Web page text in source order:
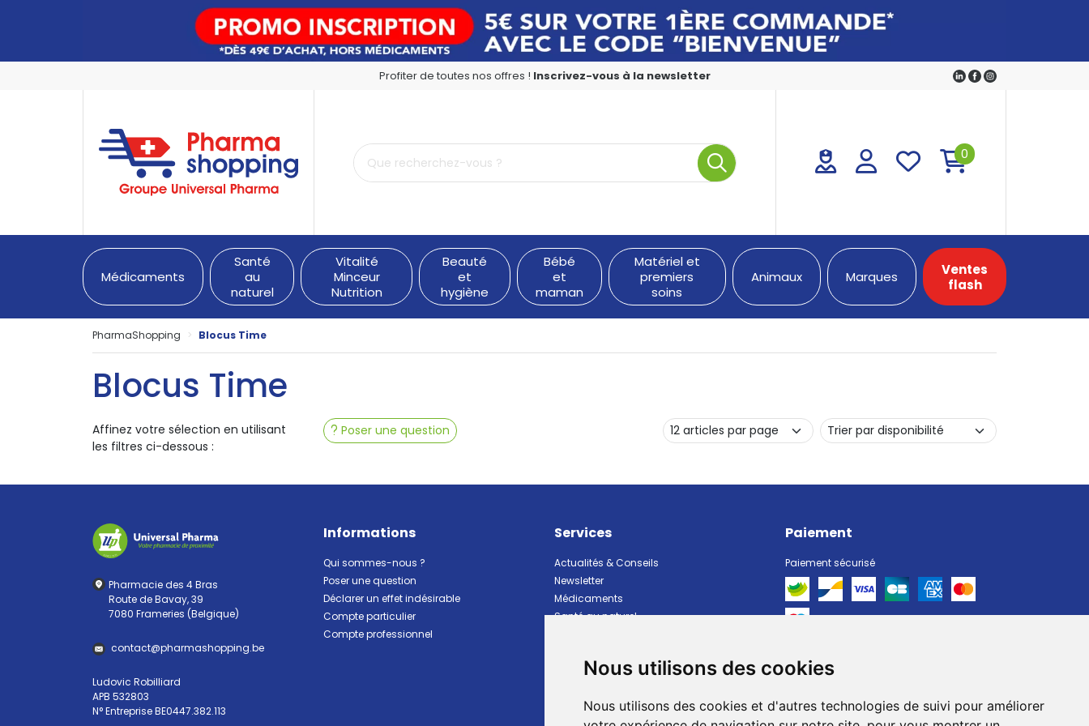
Nous utilisons des cookies
Nous utilisons des cookies et d'autres technologies de suivi pour améliorer
Profiter de toutes nos offres ! Inscrivez-vous à la newsletter
PharmaShopping Votre pharmacie en ligne à votre service
0
Médicaments
Santé
au
naturel
Vitalité
Minceur
Nutrition
Beauté
et
hygiène
Bébé
et
maman
Matériel et
premiers
soins
Animaux Marques
Ventes
flash
PharmaShopping Blocus Time
Blocus Time
Poser une question
Affinez votre sélection en utilisant
les filtres ci-dessous :
Pharmacie des 4 Bras
Route de Bavay, 39
7080 Frameries (Belgique)
contact@pharmashopping.be
Ludovic Robilliard
APB 532803
N° Entreprise BE0447.382.113
Informations
Qui sommes-nous ?
Poser une question
Déclarer un effet indésirable
Compte particulier
Compte professionnel
Services
Actualités & Conseils
Newsletter
Médicaments
Santé au naturel
Bébé et maman
Animaux
Paiement
Paiement sécurisé
Livraison
Livraison dans un Point Relais